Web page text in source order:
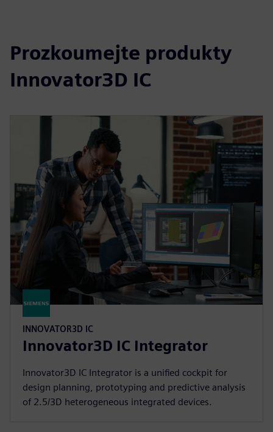
Prozkoumejte produkty
Innovator3D IC
INNOVATOR3D IC
Innovator3D IC Integrator
Innovator3D IC Integrator is a unified cockpit for
design planning, prototyping and predictive analysis
of 2.5/3D heterogeneous integrated devices.